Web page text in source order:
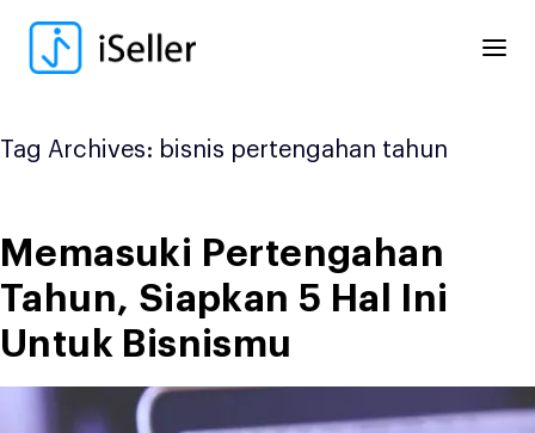
content
Tag Archives: bisnis pertengahan tahun
Memasuki Pertengahan
Tahun, Siapkan 5 Hal Ini
Untuk Bisnismu